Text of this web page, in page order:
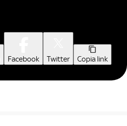
Facebook Twitter Copia link